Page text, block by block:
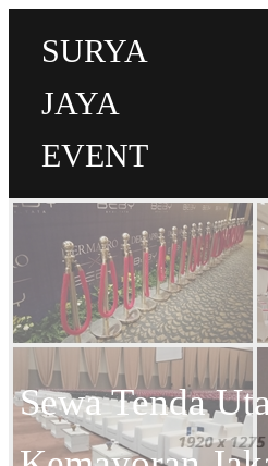
SURYA
JAYA
EVENT
Sewa Tenda